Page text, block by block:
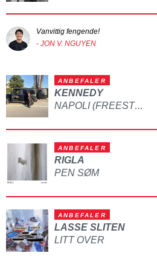
Vanvittig fengende!
- JON V. NGUYEN
ANBEFALER
KENNEDY
NAPOLI (FREESTYLE)
ANBEFALER
RIGLA
PEN SØM
ANBEFALER
LASSE SLITEN
LITT OVER